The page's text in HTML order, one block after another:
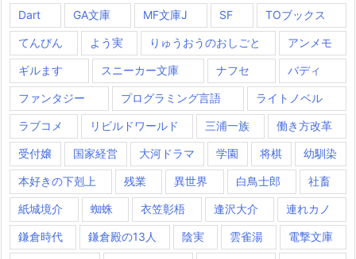
Dart GA文庫 MF文庫J SF TOブックス
てんびん よう実 りゅうおうのおしごと アンメモ
ギルます スニーカー文庫 ナフセ バディ
ファンタジー プログラミング言語 ライトノベル
ラブコメ リビルドワールド 三浦一族 働き方改革
受付嬢 国家経営 大河ドラマ 学園 将棋 幼馴染
本好きの下剋上 残業 異世界 白鳥士郎 社畜
紙城境介 蜘蛛 衣笠彰梧 逢沢大介 連れカノ
鎌倉時代 鎌倉殿の13人 陰実 雲雀湯 電撃文庫